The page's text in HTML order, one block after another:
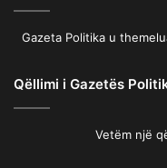
Gazeta Politika u
Qëllimi i Gazetës
Vetëm një